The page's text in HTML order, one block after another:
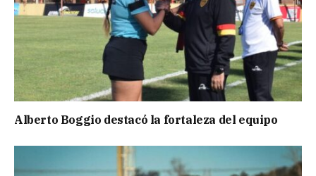
Alberto Boggio destacó la fortaleza del equipo